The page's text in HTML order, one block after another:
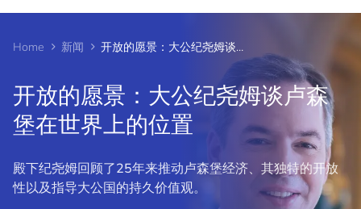
Home 新闻 开放的愿景：大公纪尧姆谈卢森堡在世界上的位置
开放的愿景：大公纪尧姆谈卢森
堡在世界上的位置
殿下纪尧姆回顾了25年来推动卢森堡经济、其独特的开放
性以及指导大公国的持久价值观。